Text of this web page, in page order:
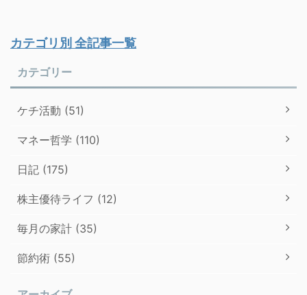
カテゴリ別 全記事一覧
カテゴリー
ケチ活動 (51)
マネー哲学 (110)
日記 (175)
株主優待ライフ (12)
毎月の家計 (35)
節約術 (55)